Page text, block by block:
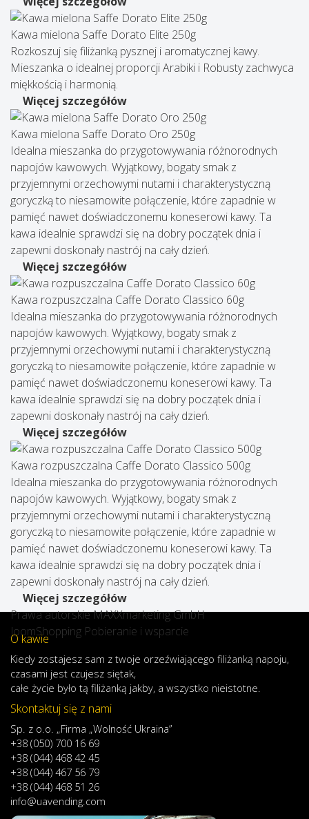
Kawa mielona Saffe Dorato Elite 250g
Rozkoszuj się filiżanką pysznej i aromatycznej kawy.
Mieszanka o idealnej proporcji Arabiki i Robusty zachwyca
miękkością i harmonią.
Więcej szczegółów
Kawa mielona Saffe Dorato Oro 250g
Idealna mieszanka do przygotowywania różnorodnych
napojów kawowych. Wyjątkowy, bogaty smak z
przyjemnymi orzechowymi nutami i charakterystyczną
goryczką to niesamowite połączenie, które zapadnie w
pamięć nawet doświadczonemu koneserowi kawy. Ta
kawa idealnie sprawdzi się na dobry początek dnia i
zapewni doskonały nastrój na cały dzień.
Więcej szczegółów
Kawa rozpuszczalna Сaffe Dorato Classico 60g
Idealna mieszanka do przygotowywania różnorodnych
napojów kawowych. Wyjątkowy, bogaty smak z
przyjemnymi orzechowymi nutami i charakterystyczną
goryczką to niesamowite połączenie, które zapadnie w
pamięć nawet doświadczonemu koneserowi kawy. Ta
kawa idealnie sprawdzi się na dobry początek dnia i
zapewni doskonały nastrój na cały dzień.
Więcej szczegółów
Kawa rozpuszczalna Сaffe Dorato Classico 500g
Idealna mieszanka do przygotowywania różnorodnych
napojów kawowych. Wyjątkowy, bogaty smak z
przyjemnymi orzechowymi nutami i charakterystyczną
goryczką to niesamowite połączenie, które zapadnie w
pamięć nawet doświadczonemu koneserowi kawy. Ta
kawa idealnie sprawdzi się na dobry początek dnia i
zapewni doskonały nastrój na cały dzień.
Więcej szczegółów
Prawa autorskie MAXXmarketing GmbH
JoomShopping Pobieranie i wsparcie
O kawie
Kiedy zostajesz sam z twoje orzeźwiającego filiżanką napoju,
czasami jest czujesz siętak,
całe życie było tą filiżanką jakby, a wszystko nieistotne.
Skontaktuj się z nami
Sp. z o.o. „Firma „Wolność Ukraina”
+38 (050) 700 16 69
+38 (044) 468 42 45
+38 (044) 467 56 79
+38 (044) 468 51 26
info@uavending.com